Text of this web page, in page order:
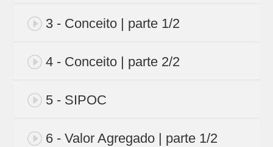
3 - Conceito | parte 1/2
4 - Conceito | parte 2/2
5 - SIPOC
6 - Valor Agregado | parte 1/2